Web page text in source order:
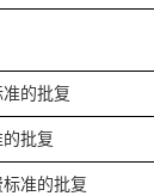
的批复
批复
准的批复